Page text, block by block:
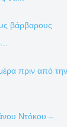
βάρβαρους
πριν από την
Ντόκου –